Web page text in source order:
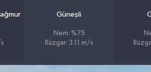
Güneşli
Nem: %75
Rüzgar: 3.11 m/s